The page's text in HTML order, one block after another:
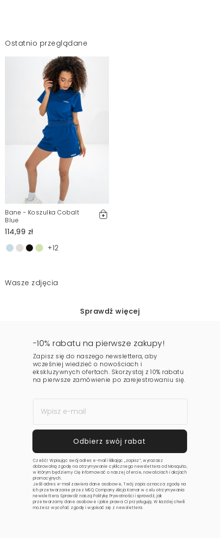
Ostatnio przeglądane
Bane - Koszulka Cobalt
Blue
114,99 zł
+12
Wasze zdjęcia
Sprawdź więcej
-10% rabatu na pierwsze zakupy!
Zapisz się do naszego newslettera, aby
wcześniej wiedzieć o nowościach i
ekskluzywnych ofertach. Skorzystaj z 10% rabatu
na pierwsze zamówienie po zarejestrowaniu się.
Cześć! Wpisując swój adres e-mail i klikając „zapisz”, wyrażasz
dobrowolną zgodę na otrzymywanie cyklicznego newslettera od Mosquito,
w którym będziemy Cię informować o naszej ofercie, nowościach i akcjach
promocyjnych.
Jeśli adres e-mail zawiera dane osobowe, Twój zapis oznacza zgodę na
ich przetwarzanie przez MSQ Company Alicja Komar w celu otrzymywania
newslettera. Sprawdź naszą Politykę Prywatnościi sprawdź, jak
przetwarzamy dane osobowe i jakie prawa Ci przysługują. W każdej chwili
możesz wycofać zgodę i wypisać się z newslettera.